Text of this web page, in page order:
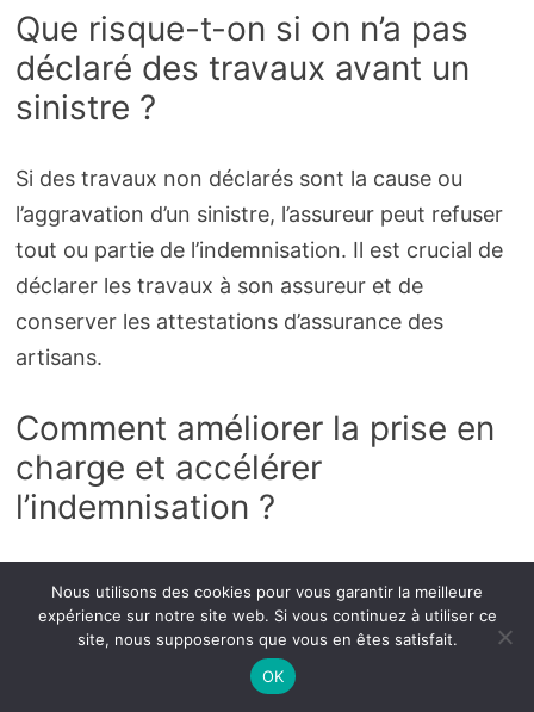
Que risque-t-on si on n’a pas
déclaré des travaux avant un
sinistre ?
Si des travaux non déclarés sont la cause ou
l’aggravation d’un sinistre, l’assureur peut refuser
tout ou partie de l’indemnisation. Il est crucial de
déclarer les travaux à son assureur et de
conserver les attestations d’assurance des
artisans.
Comment améliorer la prise en
charge et accélérer
l’indemnisation ?
factures), collaborez avec l’expert, conservez les
justificatifs d’intervention et prenez l’initiative de
limiter les dégâts. La souscription de garanties
Nous utilisons des cookies pour vous garantir la meilleure
expérience sur notre site web. Si vous continuez à utiliser ce
site, nous supposerons que vous en êtes satisfait.
OK